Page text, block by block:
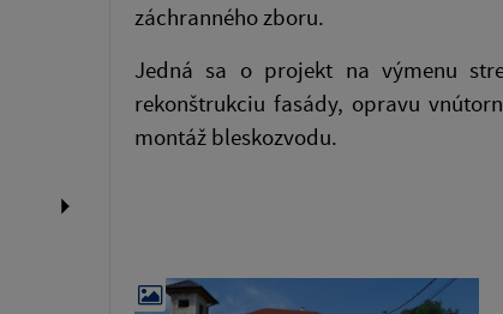
záchranného zboru.
Jedná sa o projekt na výmenu
rekonštrukciu fasády, opravu
montáž bleskozvodu.